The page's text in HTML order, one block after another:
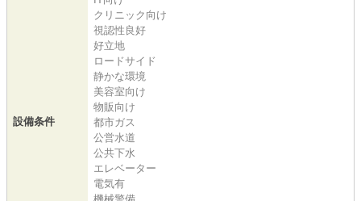
設備条件
クリニック向け
視認性良好
好立地
ロードサイド
静かな環境
美容室向け
物販向け
都市ガス
公営水道
公共下水
エレベーター
電気有
機械警備